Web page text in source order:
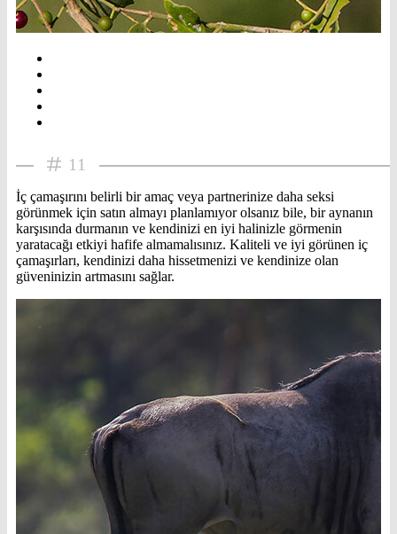
11
İç çamaşırını belirli bir amaç veya partnerinize daha seksi
görünmek için satın almayı planlamıyor olsanız bile, bir aynanın
karşısında durmanın ve kendinizi en iyi halinizle görmenin
yaratacağı etkiyi hafife almamalısınız. Kaliteli ve iyi görünen iç
çamaşırları, kendinizi daha hissetmenizi ve kendinize olan
güveninizin artmasını sağlar.